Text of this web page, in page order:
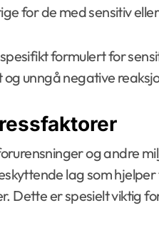
for de med sensitiv
formulert for
unngå negative
og andre
lag som hjelper
Dette er spesielt viktig